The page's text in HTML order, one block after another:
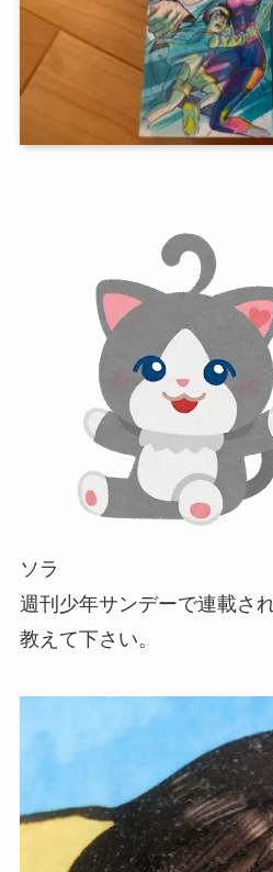
ソラ
週刊少年サンデーで連載さ
教えて下さい。